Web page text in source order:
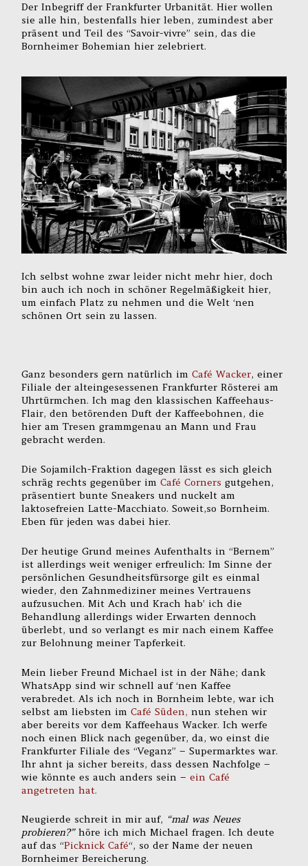
Der Inbegriff der Frankfurter Urbanität. Hier wollen
sie alle hin, bestenfalls hier leben, zumindest aber
präsent und Teil des “Savoir-vivre” sein, das die
Bornheimer Bohemian hier zelebriert.
Ich selbst wohne zwar leider nicht mehr hier, doch
bin auch ich noch in schöner Regelmäßigkeit hier,
um einfach Platz zu nehmen und die Welt ‘nen
schönen Ort sein zu lassen.
Ganz besonders gern natürlich imCafé Wacker, einer
Filiale der alteingesessenen Frankfurter Rösterei am
Uhrtürmchen. Ich mag den klassischen Kaffeehaus-
Flair, den betörenden Duft der Kaffeebohnen, die
hier am Tresen grammgenau an Mann und Frau
gebracht werden.
Die Sojamilch-Fraktion dagegen lässt es sich gleich
schräg rechts gegenüber imCafé Corners gutgehen,
präsentiert bunte Sneakers und nuckelt am
laktosefreien Latte-Macchiato. Soweit,so Bornheim.
Eben für jeden was dabei hier.
Der heutige Grund meines Aufenthalts in “Bernem”
ist allerdings weit weniger erfreulich: Im Sinne der
persönlichen Gesundheitsfürsorge gilt es einmal
wieder, den Zahnmediziner meines Vertrauens
aufzusuchen. Mit Ach und Krach hab’ ich die
Behandlung allerdings wider Erwarten dennoch
überlebt, und so verlangt es mir nach einem Kaffee
zur Belohnung meiner Tapferkeit.
Mein lieber Freund Michael ist in der Nähe; dank
WhatsApp sind wir schnell auf ‘nen Kaffee
verabredet. Als ich noch in Bornheim lebte, war ich
selbst am liebsten imCafé Süden, nun stehen wir
aber bereits vor dem Kaffeehaus Wacker. Ich werfe
noch einen Blick nach gegenüber, da, wo einst die
Frankfurter Filiale des “Veganz” – Supermarktes war.
Ihr ahnt ja sicher bereits, dass dessen Nachfolge –
wie könnte es auch anders sein –ein Café
angetreten hat.
Neugierde schreit in mir auf, “mal was Neues
probieren?”höre ich mich Michael fragen. Ich deute
auf das “Picknick Café“, so der Name der neuen
Bornheimer Bereicherung.